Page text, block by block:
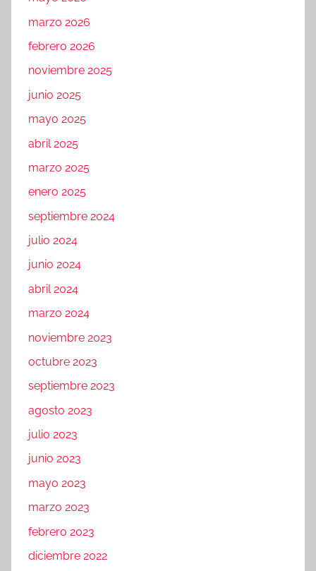
marzo 2026
febrero 2026
noviembre 2025
junio 2025
mayo 2025
abril 2025
marzo 2025
enero 2025
septiembre 2024
julio 2024
junio 2024
abril 2024
marzo 2024
noviembre 2023
octubre 2023
septiembre 2023
agosto 2023
julio 2023
junio 2023
mayo 2023
marzo 2023
febrero 2023
diciembre 2022